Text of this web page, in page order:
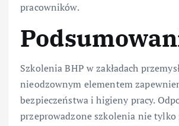
pracowników.
Szkolenia BHP w zakładach
nieodzownym elementem
bezpieczeństwa i higieny pracy.
przeprowadzone szkolenia nie